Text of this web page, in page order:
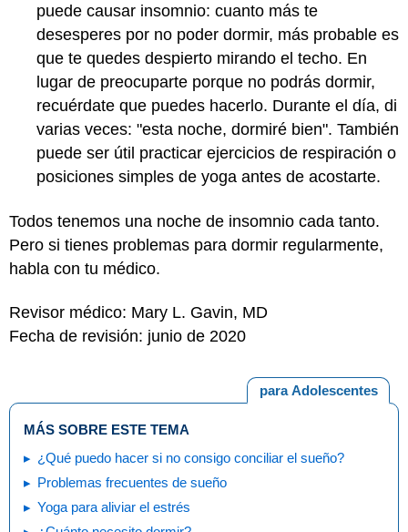
puede causar insomnio: cuanto más te
desesperes por no poder dormir, más probable es
que te quedes despierto mirando el techo. En
lugar de preocuparte porque no podrás dormir,
recuérdate que puedes hacerlo. Durante el día, di
varias veces: "esta noche, dormiré bien". También
puede ser útil practicar ejercicios de respiración o
posiciones simples de yoga antes de acostarte.
Todos tenemos una noche de insomnio cada tanto.
Pero si tienes problemas para dormir regularmente,
habla con tu médico.
Revisor médico: Mary L. Gavin, MD
Fecha de revisión: junio de 2020
para Adolescentes
MÁS SOBRE ESTE TEMA
¿Qué puedo hacer si no consigo conciliar el sueño?
Problemas frecuentes de sueño
Yoga para aliviar el estrés